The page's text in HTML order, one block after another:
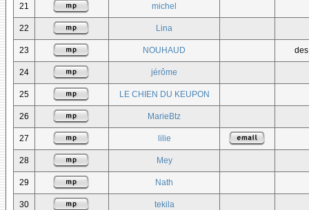
21 michel
22 Lina
23 NOUHAUD
24 jérôme
25 LE CHIEN DU KEUPON
26 MarieBtz
27 lilie
28 Mey
29 Nath
30 tekila